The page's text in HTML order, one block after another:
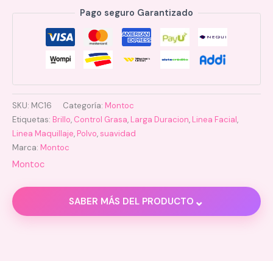
Pago seguro Garantizado
SKU: MC16 Categoría: Montoc
Etiquetas: Brillo, Control Grasa, Larga Duracion, Linea Facial,
Linea Maquillaje, Polvo,suavidad
Marca: Montoc
Montoc
SABER MÁS DEL PRODUCTO ⌄